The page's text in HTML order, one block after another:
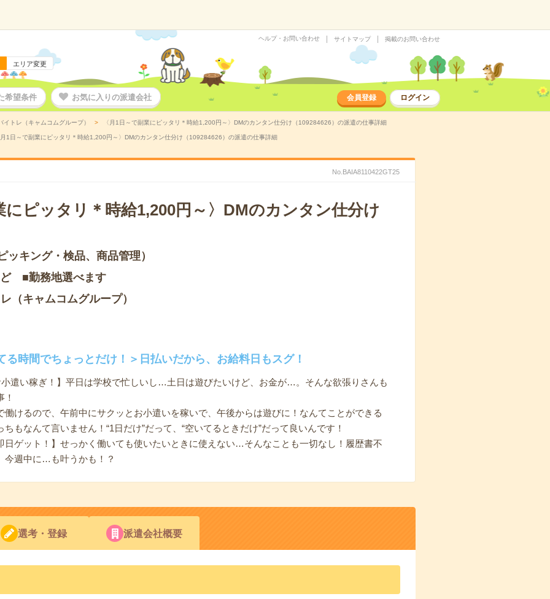
エリア変更
ヘルプ・お問い合わせ サイトマップ 掲載のお問い合わせ
希望条件 お気に入りの派遣会社 会員登録 ログイン
イトレ（キャムコムグループ） 〈月1日～で副業にピッタリ＊時給1,200円～〉DMのカンタン仕分け（109284626）の派遣の仕事詳細
1日～で副業にピッタリ＊時給1,200円～〉DMのカンタン仕分け（109284626）の派遣の仕事詳細
No.BAIA8110422GT25
にピッタリ＊時給1,200円～〉DMのカンタン仕分け
ッキング・検品、商品管理）
■勤務地選べます
（キャムコムグループ）
時間でちょっとだけ！＞日払いだから、お給料日もスグ！
遣い稼ぎ！】平日は学校で忙しいし…土日は遊びたいけど、お金が…。そんな欲張りさんも
けるので、午前中にサクッとお小遣いを稼いで、午後からは遊びに！なんてことができる
もなんて言いません！“1日だけ”だって、“空いてるときだけ”だって良いんです！
日ゲット！】せっかく働いても使いたいときに使えない…そんなことも一切なし！履歴書不
今週中に…も叶うかも！？
選考・登録 派遣会社概要